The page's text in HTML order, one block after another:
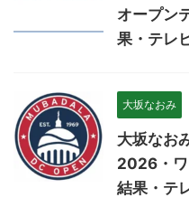
オープン
果・テレ
大坂なおみ
大坂なお
2026・ワ
結果・テ